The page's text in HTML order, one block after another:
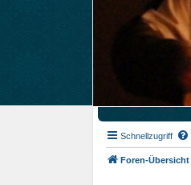
Schnellzugriff
Foren-Übersicht